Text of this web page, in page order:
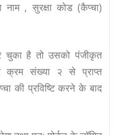
, सुरक्षा कोड (कैप्चा)
चुका है तो उसको पंजीकृत
क्रम संख्या २ से प्राप्त
की प्रविष्टि करने के बाद